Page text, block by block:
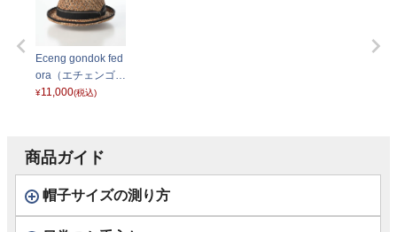
Eceng gondok fed
ora（エチェンゴン
ドック フェドラ）
¥11,000(税込)
商品ガイド
帽子サイズの測り方